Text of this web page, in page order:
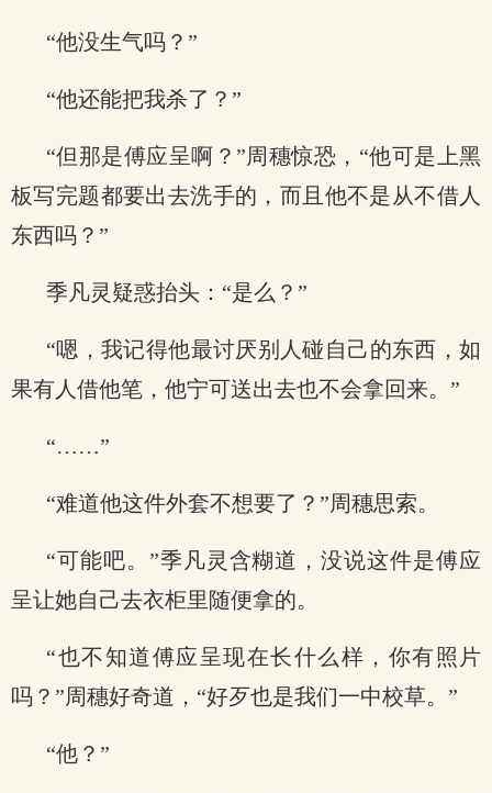
“他没生气吗？”
“他还能把我杀了？”
“但那是傅应呈啊？”周穗惊恐，“他可是上黑
板写完题都要出去洗手的，而且他不是从不借人
东西吗？”
季凡灵疑惑抬头：“是么？”
“嗯，我记得他最讨厌别人碰自己的东西，如
果有人借他笔，他宁可送出去也不会拿回来。”
“……”
“难道他这件外套不想要了？”周穗思索。
“可能吧。”季凡灵含糊道，没说这件是傅应
呈让她自己去衣柜里随便拿的。
“也不知道傅应呈现在长什么样，你有照片
吗？”周穗好奇道，“好歹也是我们一中校草。”
“他？”